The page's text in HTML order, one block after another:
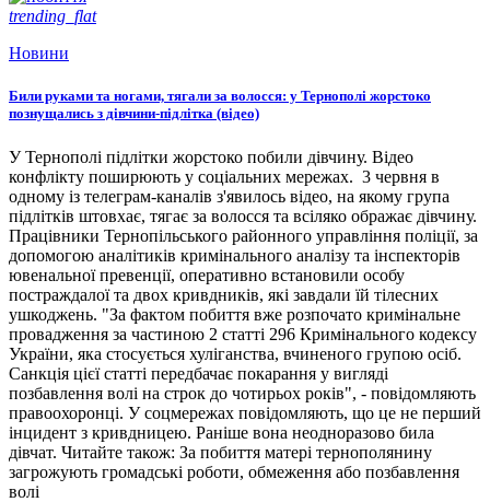
trending_flat
Новини
Били руками та ногами, тягали за волосся: у Тернополі жорстоко
познущались з дівчини-підлітка (відео)
У Тернополі підлітки жорстоко побили дівчину. Відео
конфлікту поширюють у соціальних мережах. 3 червня в
одному із телеграм-каналів з'явилось відео, на якому група
підлітків штовхає, тягає за волосся та всіляко ображає дівчину.
Працівники Тернопільського районного управління поліції, за
допомогою аналітиків кримінального аналізу та інспекторів
ювенальної превенції, оперативно встановили особу
постраждалої та двох кривдників, які завдали їй тілесних
ушкоджень. "За фактом побиття вже розпочато кримінальне
провадження за частиною 2 статті 296 Кримінального кодексу
України, яка стосується хуліганства, вчиненого групою осіб.
Санкція цієї статті передбачає покарання у вигляді
позбавлення волі на строк до чотирьох років", - повідомляють
правоохоронці. У соцмережах повідомляють, що це не перший
інцидент з кривдницею. Раніше вона неодноразово била
дівчат. Читайте також: За побиття матері тернополянину
загрожують громадські роботи, обмеження або позбавлення
волі